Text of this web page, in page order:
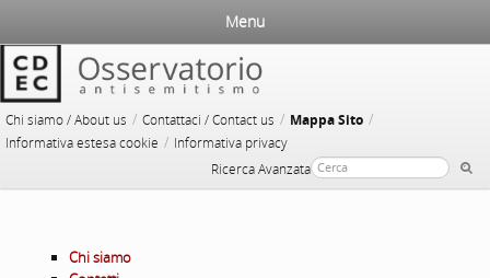
Chi siamo / About us / Contattaci / Contact us / Mappa Sito /
Informativa estesa cookie / Informativa privacy
Ricerca Avanzata
Menu
Chi siamo